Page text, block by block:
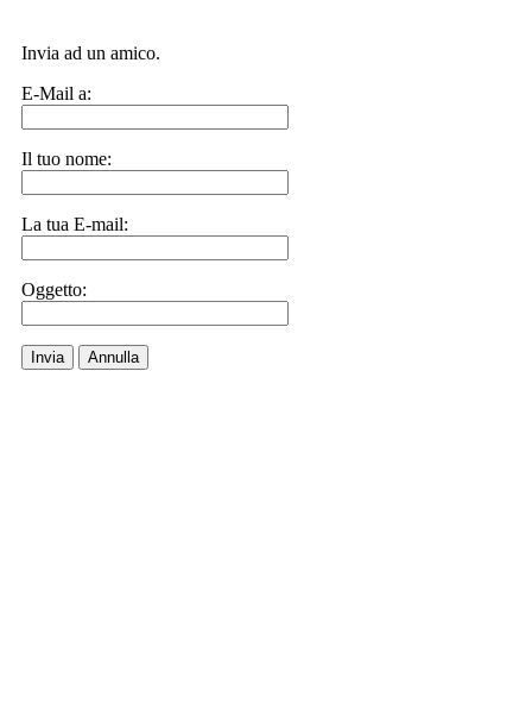
Invia ad un amico.
E-Mail a:
Il tuo nome:
La tua E-mail:
Oggetto:
Invia Annulla